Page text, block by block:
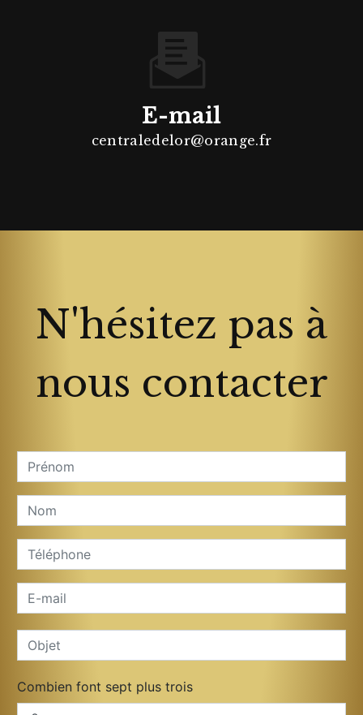
E-mail
centraledelor@orange.fr
N'hésitez pas à
nous contacter
Combien font sept plus trois